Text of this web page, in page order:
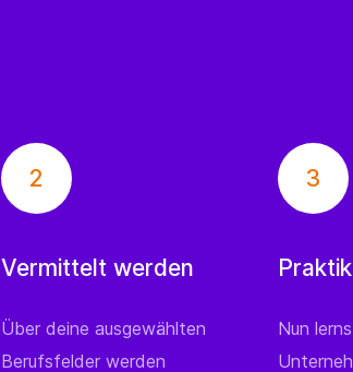
2
Vermittelt werden
Über deine ausgewählten
Berufsfelder werden
3
Nun